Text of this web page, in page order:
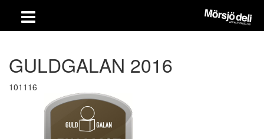
GULDGALAN 2016
101116